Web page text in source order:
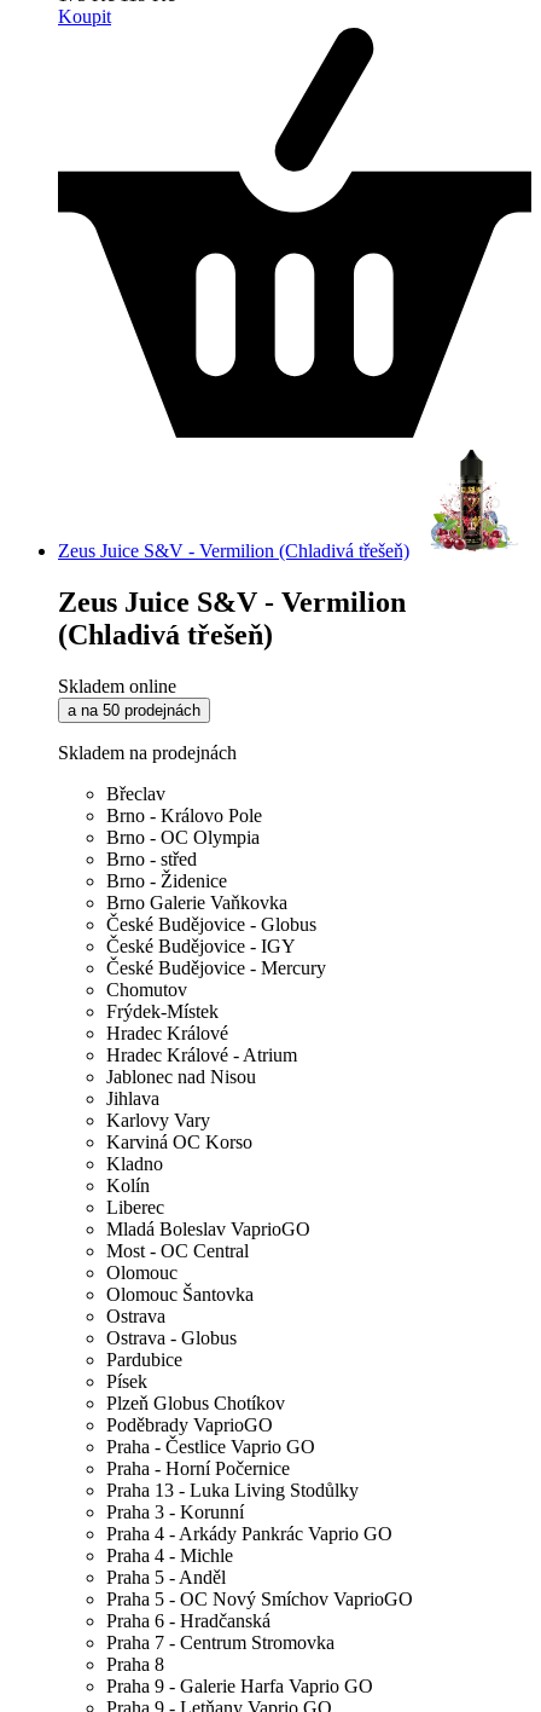
Koupit
Zeus Juice S&V - Vermilion (Chladivá třešeň)
Zeus Juice S&V - Vermilion
(Chladivá třešeň)
Skladem online
a na 50 prodejnách
Skladem na prodejnách
Břeclav
Brno - Královo Pole
Brno - OC Olympia
Brno - střed
Brno - Židenice
Brno Galerie Vaňkovka
České Budějovice - Globus
České Budějovice - IGY
České Budějovice - Mercury
Chomutov
Frýdek-Místek
Hradec Králové
Hradec Králové - Atrium
Jablonec nad Nisou
Jihlava
Karlovy Vary
Karviná OC Korso
Kladno
Kolín
Liberec
Mladá Boleslav VaprioGO
Most - OC Central
Olomouc
Olomouc Šantovka
Ostrava
Ostrava - Globus
Pardubice
Písek
Plzeň Globus Chotíkov
Poděbrady VaprioGO
Praha - Čestlice Vaprio GO
Praha - Horní Počernice
Praha 13 - Luka Living Stodůlky
Praha 3 - Korunní
Praha 4 - Arkády Pankrác Vaprio GO
Praha 4 - Michle
Praha 5 - Anděl
Praha 5 - OC Nový Smíchov VaprioGO
Praha 6 - Hradčanská
Praha 7 - Centrum Stromovka
Praha 8
Praha 9 - Galerie Harfa Vaprio GO
Praha 9 - Letňany Vaprio GO